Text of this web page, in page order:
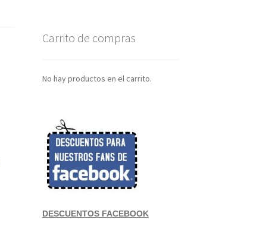
Carrito de compras
No hay productos en el carrito.
DESCUENTOS FACEBOOK